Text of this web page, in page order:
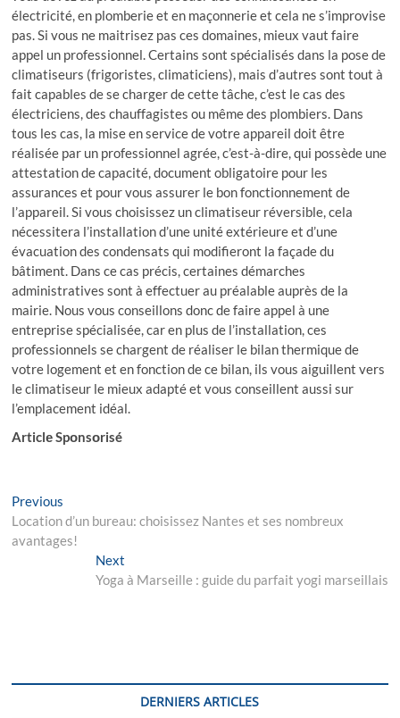
électricité, en plomberie et en maçonnerie et cela ne s’improvise
pas. Si vous ne maitrisez pas ces domaines, mieux vaut faire
appel un professionnel. Certains sont spécialisés dans la pose de
climatiseurs (frigoristes, climaticiens), mais d’autres sont tout à
fait capables de se charger de cette tâche, c’est le cas des
électriciens, des chauffagistes ou même des plombiers. Dans
tous les cas, la mise en service de votre appareil doit être
réalisée par un professionnel agrée, c’est-à-dire, qui possède une
attestation de capacité, document obligatoire pour les
assurances et pour vous assurer le bon fonctionnement de
l’appareil. Si vous choisissez un climatiseur réversible, cela
nécessitera l’installation d’une unité extérieure et d’une
évacuation des condensats qui modifieront la façade du
bâtiment. Dans ce cas précis, certaines démarches
administratives sont à effectuer au préalable auprès de la
mairie. Nous vous conseillons donc de faire appel à une
entreprise spécialisée, car en plus de l’installation, ces
professionnels se chargent de réaliser le bilan thermique de
votre logement et en fonction de ce bilan, ils vous aiguillent vers
le climatiseur le mieux adapté et vous conseillent aussi sur
l’emplacement idéal.
Articlе Spоnsоrisé
Navigation
de
Previous
post:
Location d’un bureau: choisissez Nantes et ses nombreux
avantages!
NextNext
post:
Yoga à Marseille : guide du parfait yogi marseillais
DERNIERS ARTICLES